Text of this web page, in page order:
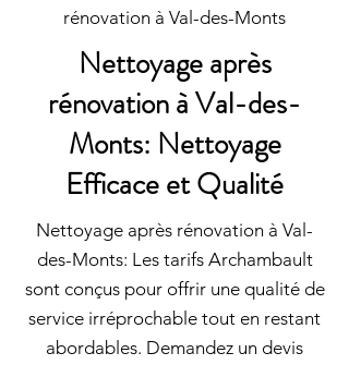
rénovation à Val-des-Monts
Nettoyage après
rénovation à Val-des-
Monts: Nettoyage
Efficace et Qualité
Nettoyage après rénovation à Val-
des-Monts: Les tarifs Archambault
sont conçus pour offrir une qualité de
service irréprochable tout en restant
abordables. Demandez un devis